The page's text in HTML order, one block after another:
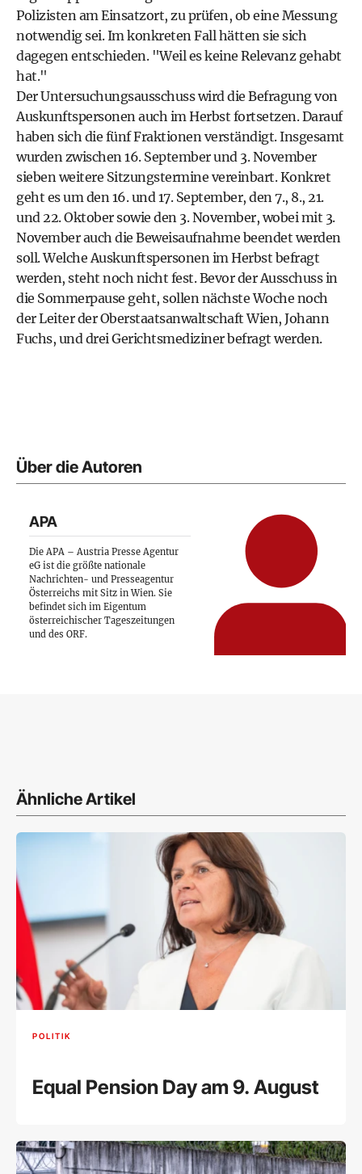
Polizisten am Einsatzort, zu prüfen, ob eine Messung
notwendig sei. Im konkreten Fall hätten sie sich
dagegen entschieden. "Weil es keine Relevanz gehabt
hat."
Der Untersuchungsausschuss wird die Befragung von
Auskunftspersonen auch im Herbst fortsetzen. Darauf
haben sich die fünf Fraktionen verständigt. Insgesamt
wurden zwischen 16. September und 3. November
sieben weitere Sitzungstermine vereinbart. Konkret
geht es um den 16. und 17. September, den 7., 8., 21.
und 22. Oktober sowie den 3. November, wobei mit 3.
November auch die Beweisaufnahme beendet werden
soll. Welche Auskunftspersonen im Herbst befragt
werden, steht noch nicht fest. Bevor der Ausschuss in
die Sommerpause geht, sollen nächste Woche noch
der Leiter der Oberstaatsanwaltschaft Wien, Johann
Fuchs, und drei Gerichtsmediziner befragt werden.
Über die Autoren
APA
Die APA – Austria Presse Agentur
eG ist die größte nationale
Nachrichten- und Presseagentur
Österreichs mit Sitz in Wien. Sie
befindet sich im Eigentum
österreichischer Tageszeitungen
und des ORF.
Ähnliche Artikel
POLITIK
Equal Pension Day am 9. August